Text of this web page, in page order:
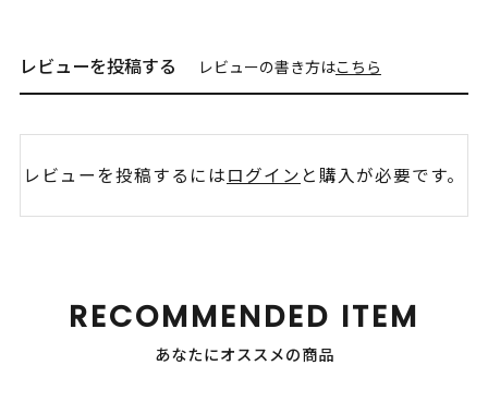
レビューを投稿する レビューの書き方はこちら
レビューを投稿するにはログイン と購入が必要です。
RECOMMENDED ITEM
あなたにオススメの商品